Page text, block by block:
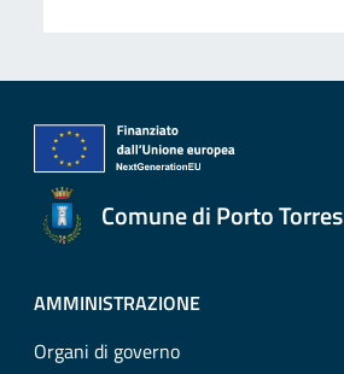
Comune di Porto Torres
AMMINISTRAZIONE
Organi di governo